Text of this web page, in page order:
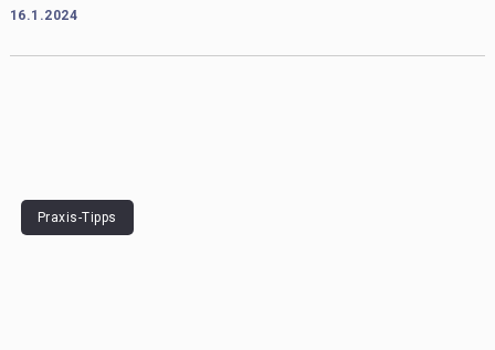
16.1.2024
Praxis-Tipps